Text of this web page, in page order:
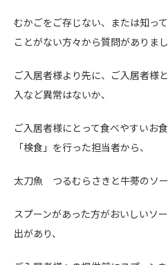
むかごをご存じない、または知っ
ことがない方々から質問がありまし
ご入居者様より先に、ご入居者様
入など異常はないか、
ご入居者様にとって食べやすいお
「検食」を行った担当者から、
太刀魚 つるむらさきと牛蒡のソー
スプーンがあった方がおいしいソ
出があり、